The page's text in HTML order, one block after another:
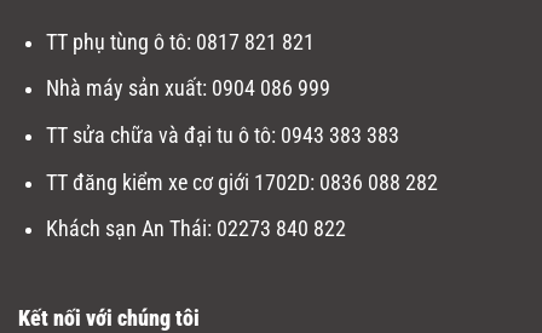
TT phụ tùng ô tô: 0817 821 821
Nhà máy sản xuất: 0904 086 999
TT sửa chữa và đại tu ô tô: 0943 383 383
TT đăng kiểm xe cơ giới 1702D: 0836 088 282
Khách sạn An Thái: 02273 840 822
Kết nối với chúng tôi